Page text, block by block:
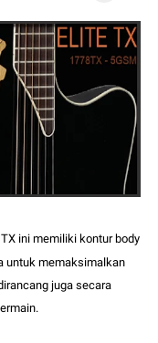
ini memiliki kontur body
untuk memaksimalkan
juga secara